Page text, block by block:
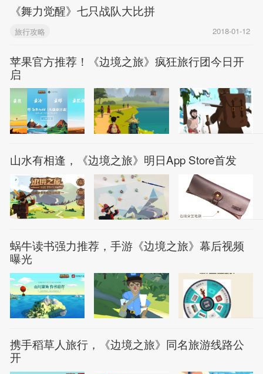
《舞力觉醒》七只战队大比拼
旅行攻略 2018-01-12
苹果官方推荐！《边境之旅》疯狂旅行团今日开
启
山水有相逢，《边境之旅》明日App Store首发
蜗牛读书强力推荐，手游《边境之旅》幕后视频
曝光
携手稻草人旅行，《边境之旅》同名旅游线路公
开